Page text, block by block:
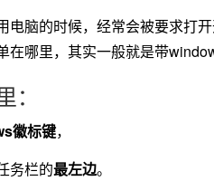
电脑的时候，经常会被要求打
哪里，其实一般就是带
徽标键，
务栏的最左边。